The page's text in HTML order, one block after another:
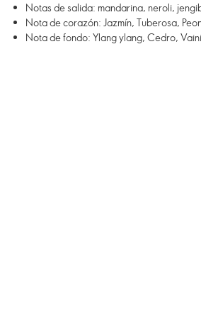
Notas de salida: mandarina, neroli,
Nota de corazón: Jazmín, Tuberosa,
Nota de fondo: Ylang ylang, Cedro,